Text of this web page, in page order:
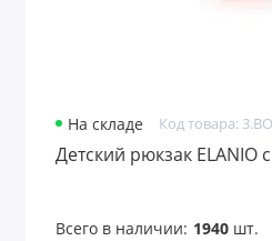
Сумки-мешки
Сумки-холодильники
На складе Код товара:
Детский рюкзак ELANIO
Всего в наличии: 1940шт.